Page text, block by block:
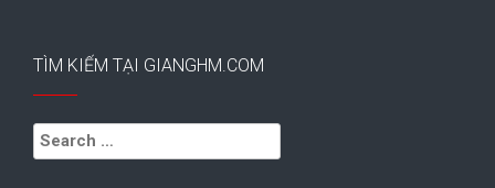
TÌM KIẾM TẠI GIANGHM.COM
Search
for: